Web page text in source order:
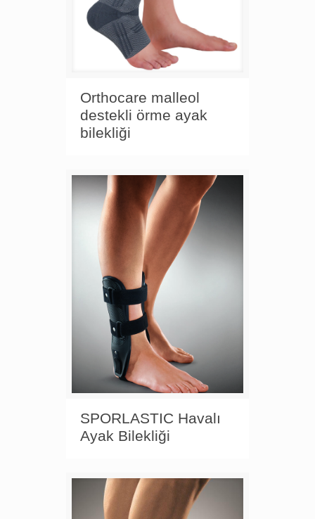
Orthocare malleol
destekli örme ayak
bilekliği
SPORLASTIC Havalı
Ayak Bilekliği